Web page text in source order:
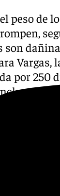
el peso de
rompen,
son
por 250